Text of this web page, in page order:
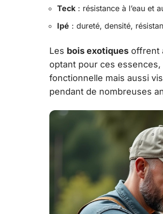
Teck : résistance à l’eau et
Ipé : dureté, densité,
Les bois exotiques offrent
optant pour ces
fonctionnelle mais aussi
pendant de nombreuses